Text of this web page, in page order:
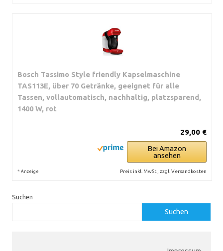
Bosch Tassimo Style friendly Kapselmaschine
TAS113E, über 70 Getränke, geeignet für alle
Tassen, vollautomatisch, nachhaltig, platzsparend,
1400 W, rot
29,00 €
Bei Amazon
ansehen
* Anzeige Preis inkl. MwSt., zzgl. Versandkosten
Suchen
Suchen